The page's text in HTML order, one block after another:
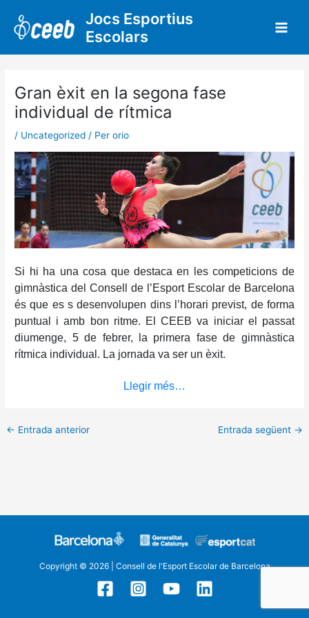
contingut
Jocs Esportius
Escolars
Gran èxit en la segona fase
individual de rítmica
/ Uncategorized / Per orio
Si hi ha una cosa que destaca en les competicions de
gimnàstica del Consell de l’Esport Escolar de Barcelona
és que es s desenvolupen dins l’horari previst, de forma
puntual i amb bon ritme. El CEEB va iniciar el passat
diumenge, 5 de febrer, la primera fase de gimnàstica
rítmica individual. La jornada va ser un èxit.
Llegir més…
← Entrada anterior Entrada següent →
Copyright © 2026 | Consell de l'Esport Escolar de Barcelona